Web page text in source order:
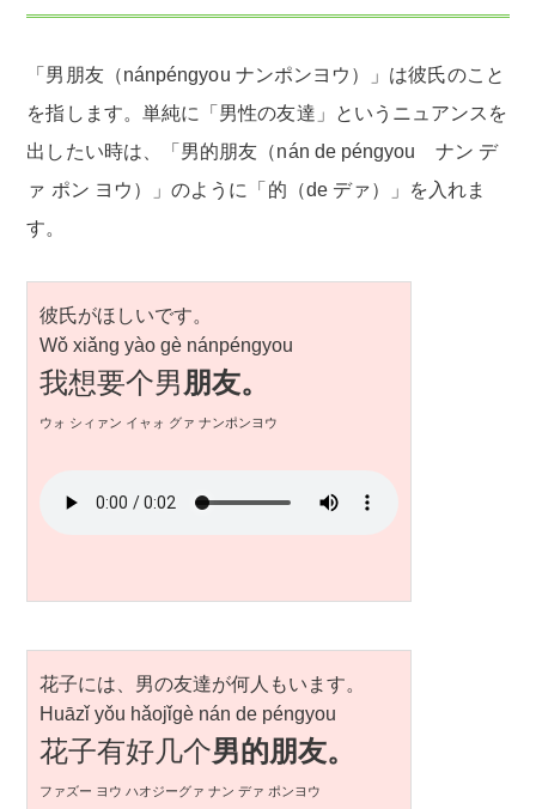
「男朋友（nánpéngyou ナンポンヨウ）」は彼氏のこと
を指します。単純に「男性の友達」というニュアンスを
出したい時は、「男的朋友（nán de péngyou ナン デ
ァ ポン ヨウ）」のように「的（de デァ）」を入れま
す。
彼氏がほしいです。
Wǒ xiǎng yào gè nánpéngyou
我想要个男朋友。
ウォ シィァン イャォ グァ ナンポンヨウ
花子には、男の友達が何人もいます。
Huāzǐ yǒu hǎojǐgè nán de péngyou
花子有好几个男的朋友。
ファズー ヨウ ハオジーグァ ナン デァ ポンヨウ